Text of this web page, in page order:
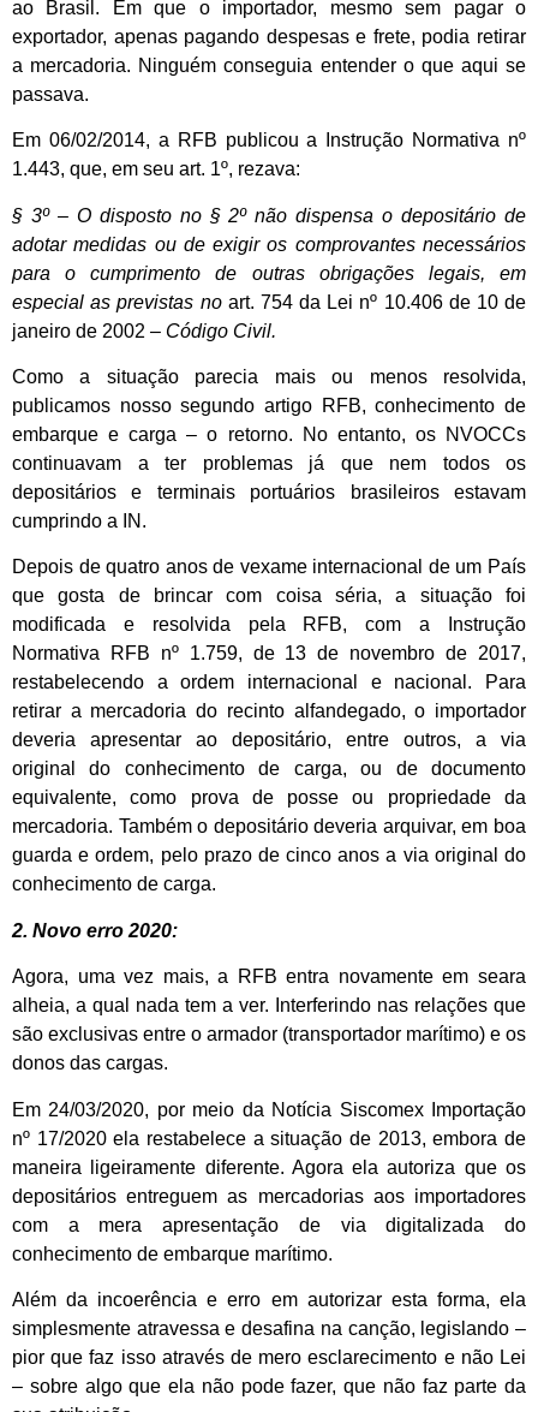
ao Brasil. Em que o importador, mesmo sem pagar o
exportador, apenas pagando despesas e frete, podia retirar
a mercadoria. Ninguém conseguia entender o que aqui se
passava.
Em 06/02/2014, a RFB publicou a Instrução Normativa nº
1.443, que, em seu art. 1º, rezava:
§ 3º – O disposto no § 2º não dispensa o depositário de
adotar medidas ou de exigir os comprovantes necessários
para o cumprimento de outras obrigações legais, em
especial as previstas no art. 754 da Lei nº 10.406 de 10 de
janeiro de 2002 – Código Civil.
Como a situação parecia mais ou menos resolvida,
publicamos nosso segundo artigo RFB, conhecimento de
embarque e carga – o retorno. No entanto, os NVOCCs
continuavam a ter problemas já que nem todos os
depositários e terminais portuários brasileiros estavam
cumprindo a IN.
Depois de quatro anos de vexame internacional de um País
que gosta de brincar com coisa séria, a situação foi
modificada e resolvida pela RFB, com a Instrução
Normativa RFB nº 1.759, de 13 de novembro de 2017,
restabelecendo a ordem internacional e nacional. Para
retirar a mercadoria do recinto alfandegado, o importador
deveria apresentar ao depositário, entre outros, a via
original do conhecimento de carga, ou de documento
equivalente, como prova de posse ou propriedade da
mercadoria. Também o depositário deveria arquivar, em boa
guarda e ordem, pelo prazo de cinco anos a via original do
conhecimento de carga.
2. Novo erro 2020:
Agora, uma vez mais, a RFB entra novamente em seara
alheia, a qual nada tem a ver. Interferindo nas relações que
são exclusivas entre o armador (transportador marítimo) e os
donos das cargas.
Em 24/03/2020, por meio da Notícia Siscomex Importação
nº 17/2020 ela restabelece a situação de 2013, embora de
maneira ligeiramente diferente. Agora ela autoriza que os
depositários entreguem as mercadorias aos importadores
com a mera apresentação de via digitalizada do
conhecimento de embarque marítimo.
Além da incoerência e erro em autorizar esta forma, ela
simplesmente atravessa e desafina na canção, legislando –
pior que faz isso através de mero esclarecimento e não Lei
– sobre algo que ela não pode fazer, que não faz parte da